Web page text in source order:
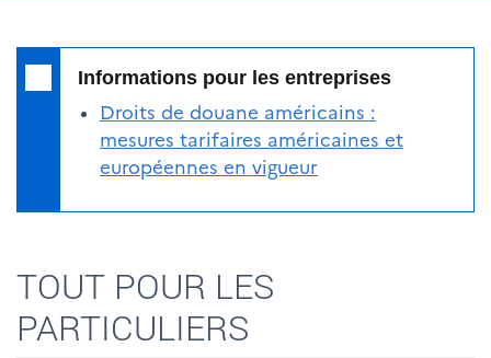
Informations pour les entreprises
Droits de douane américains :
mesures tarifaires américaines et
européennes en vigueur
TOUT POUR LES
PARTICULIERS